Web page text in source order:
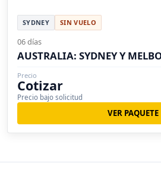
SYDNEY SIN VUELO
06 días
AUSTRALIA: SYDNEY Y
Precio
Cotizar
Precio bajo solicitud
VER PAQUETE